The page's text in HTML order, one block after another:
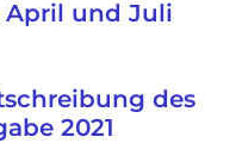
April und Juli
des
2021